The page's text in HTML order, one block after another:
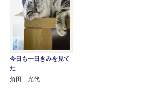
今日も一日きみを見て
た
角田 光代